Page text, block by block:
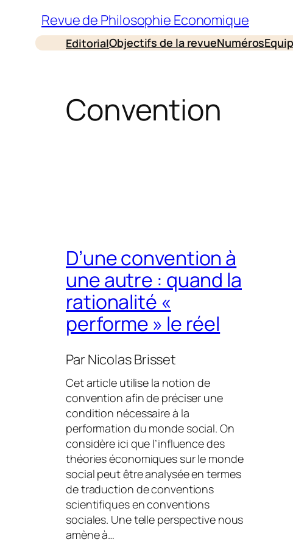
contenu
Revue de Philosophie Economique
EditorialObjectifs de la revueNuméros
Convention
D’une convention à
une autre : quand la
rationalité «
performe » le réel
Par Nicolas Brisset
Cet article utilise la notion de
convention afin de préciser une
condition nécessaire à la
performation du monde social. On
considère ici que l’influence des
théories économiques sur le monde
social peut être analysée en termes
de traduction de conventions
scientifiques en conventions
sociales. Une telle perspective nous
amène à…